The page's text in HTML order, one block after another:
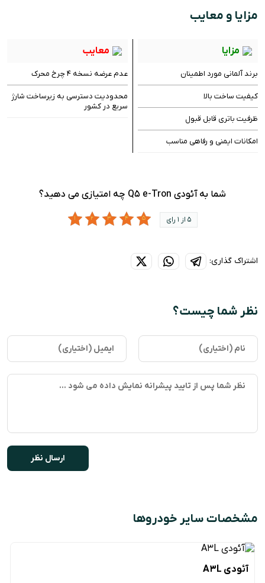
مزایا و معایب
مزایا
برند آلمانی مورد اطمینان
کیفیت ساخت بالا
ظرفیت باتری قابل قبول
امکانات ایمنی و رفاهی مناسب
معایب
عدم عرضه نسخه ۴ چرخ محرک
محدودیت دسترسی به زیرساخت شارژ‌
سریع در کشور
شما به آئودی Q5 e-Tron چه امتیازی می دهید؟
5 از 1 رای
اشتراک گذاری:
نظر شما چیست؟
مشخصات سایر خودروها
آئودی A3L